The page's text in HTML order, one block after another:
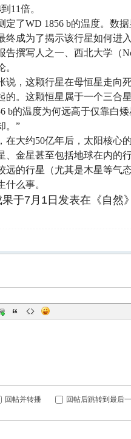
11倍。
定了WD 1856 b的温度。数
终成为了揭示该行星如何进
告撰写人之一、西北大学（
。
说，这颗行星在母恒星走向
的。这颗恒星属于一个三合
b的温度为何远高于仅靠白
。”
在大约50亿年后，太阳核心
、金星甚至包括地球在内的
远的行星（尤其是木星等气
什么事。
于7月1日发表在《自然
回帖并转播 回帖后跳转到最后